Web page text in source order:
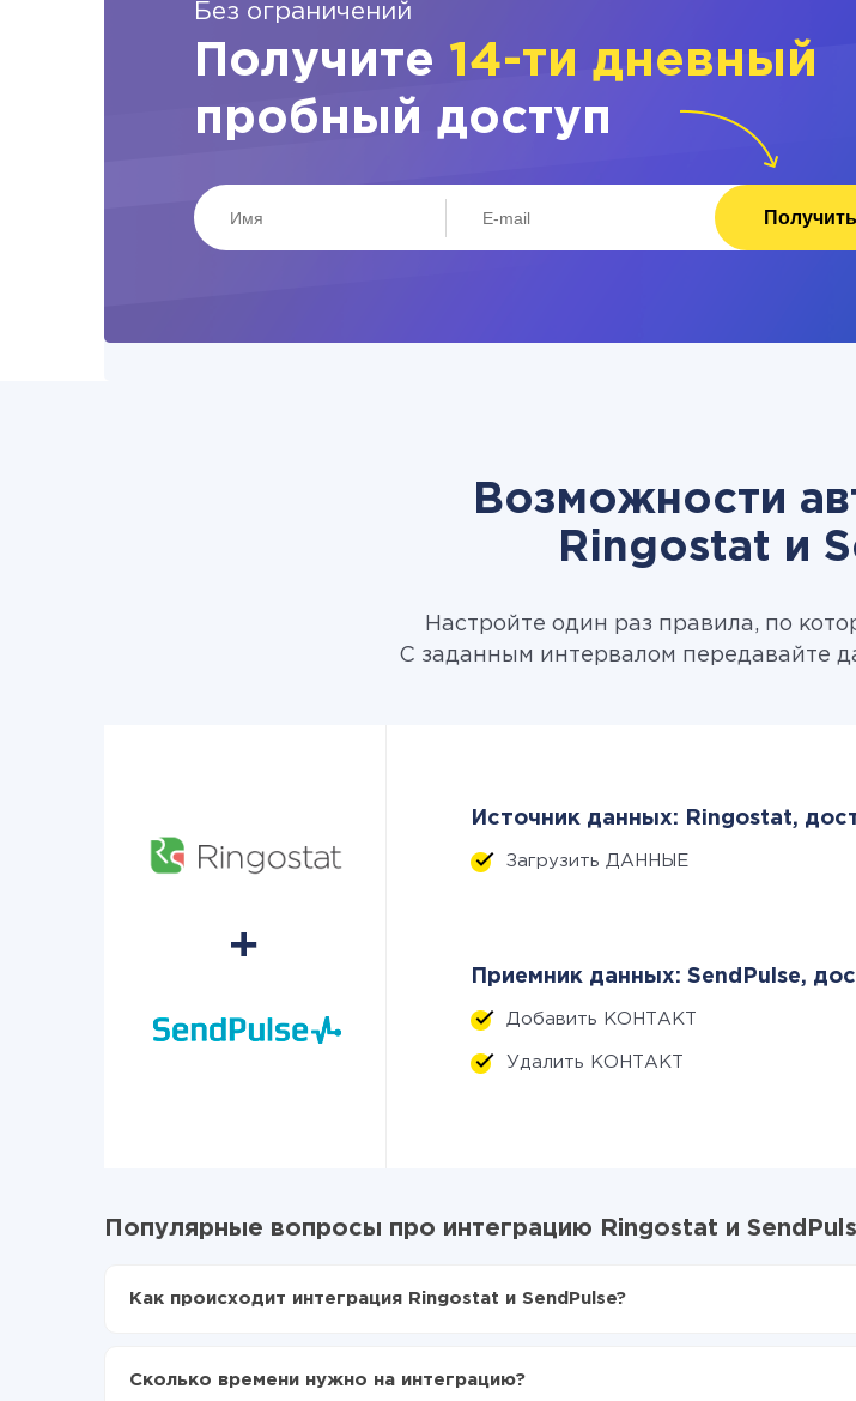
Без ограничений
Получите 14-ти дневный
пробный доступ
Возможности
Ringostat и
Настройте один раз правила, по
С заданным интервалом передавайте
Источник данных: Ringostat,
Загрузить ДАННЫЕ
Приемник данных: SendPulse,
Добавить КОНТАКТ
Удалить КОНТАКТ
Популярные вопросы про интеграцию Ringostat и
Как происходит интеграция Ringostat и SendPulse?
Включаете автообновление
Сколько времени нужно на интеграцию?